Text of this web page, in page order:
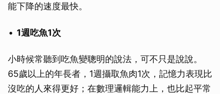
能下降的速度最快。
1週吃魚1次
小時候常聽到吃魚變聰明的說法，可不只是說說。
65歲以上的年長者，1週攝取魚肉1次，記憶力表現比
沒吃的人來得更好；在數理邏輯能力上，也比起平常